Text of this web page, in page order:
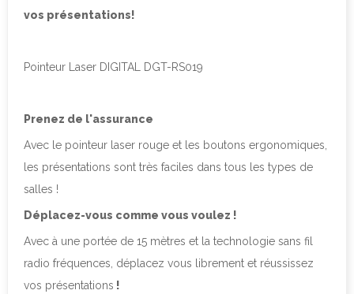
vos présentations!
Pointeur Laser DIGITAL DGT-RS019
Prenez de l'assurance
Avec le pointeur laser rouge et les boutons ergonomiques,
les présentations sont très faciles dans tous les types de
salles !
Déplacez-vous comme vous voulez !
Avec à une portée de 15 mètres et la technologie sans fil
radio fréquences, déplacez vous librement et réussissez
vos présentations !